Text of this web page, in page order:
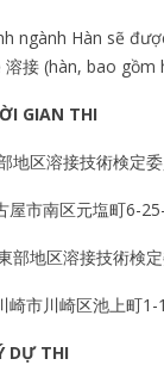
ngành Hàn sẽ
溶接 (hàn, bao gồm
GIAN THI
地区溶接技術検定
屋市南区元塩町6-
部地区溶接技術検
崎市川崎区池上町1-
DỰ THI